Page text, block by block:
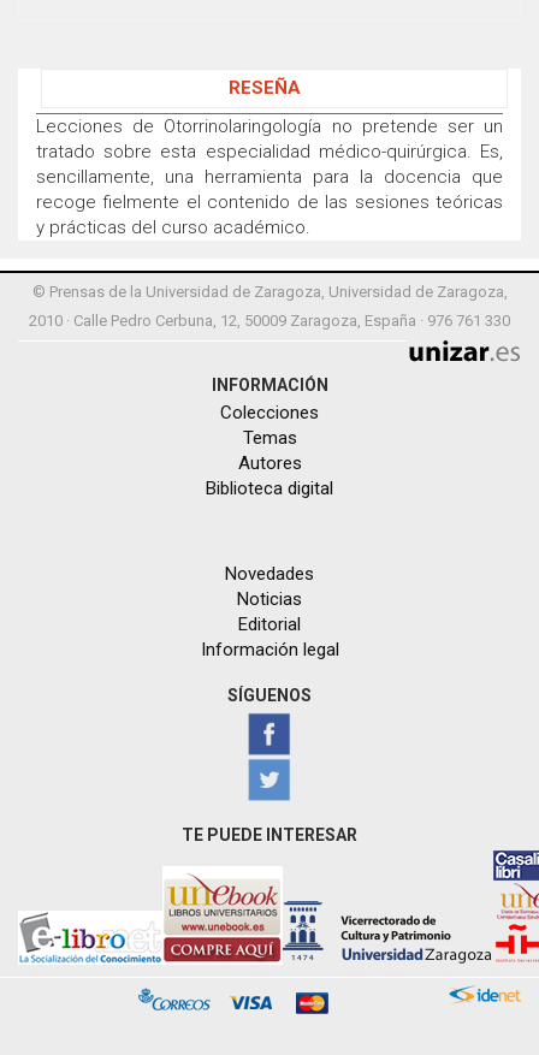
RESEÑA
Lecciones de Otorrinolaringología no pretende ser un
tratado sobre esta especialidad médico-quirúrgica. Es,
sencillamente, una herramienta para la docencia que
recoge fielmente el contenido de las sesiones teóricas
y prácticas del curso académico.
© Prensas de la Universidad de Zaragoza, Universidad de Zaragoza,
2010 · Calle Pedro Cerbuna, 12, 50009 Zaragoza, España · 976 761 330
INFORMACIÓN
Colecciones
Temas
Autores
Biblioteca digital
Novedades
Noticias
Editorial
Información legal
SÍGUENOS
TE PUEDE INTERESAR